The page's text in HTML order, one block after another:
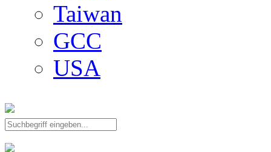
Taiwan
GCC
USA